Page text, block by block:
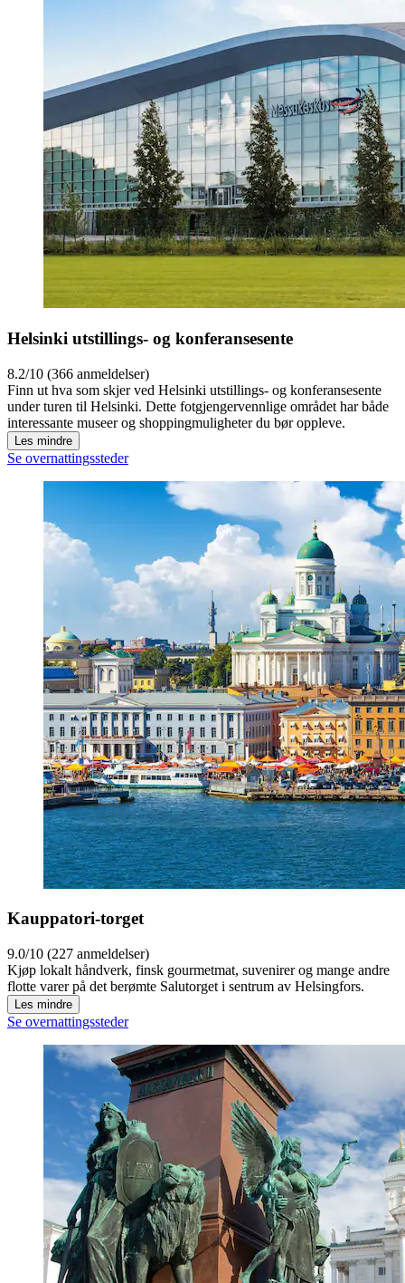
Helsinki utstillings- og konferansesente
8.2/10 (366 anmeldelser)
Finn ut hva som skjer ved Helsinki utstillings- og konferansesente
under turen til Helsinki. Dette fotgjengervennlige området har både
interessante museer og shoppingmuligheter du bør oppleve.
Les mindre
Se overnattingssteder
Kauppatori-torget
9.0/10 (227 anmeldelser)
Kjøp lokalt håndverk, finsk gourmetmat, suvenirer og mange andre
flotte varer på det berømte Salutorget i sentrum av Helsingfors.
Les mindre
Se overnattingssteder